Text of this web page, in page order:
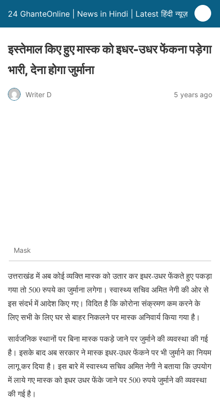
24 GhanteOnline | News in Hindi | Latest हिंदी न्यूज़
इस्तेमाल किए हुए मास्क को इधर-उधर फेंकना पड़ेगा
भारी, देना होगा जुर्माना
Writer D 5 years ago
Mask
उत्तराखंड में अब कोई व्यक्ति मास्क को उतार कर इधर-उधर फेंकते हुए पकड़ा
गया तो 500 रुपये का जुर्माना लगेगा। स्वास्थ्य सचिव अमित नेगी की ओर से
इस संदर्भ में आदेश किए गए। विदित है कि कोरोना संक्रमण कम करने के
लिए सभी के लिए घर से बाहर निकलने पर मास्क अनिवार्य किया गया है।
सार्वजनिक स्थानों पर बिना मास्क पकड़े जाने पर जुर्माने की व्यवस्था की गई
है। इसके बाद अब सरकार ने मास्क इधर-उधर फेंकने पर भी जुर्माने का नियम
लागू कर दिया है। इस बारे में स्वास्थ्य सचिव अमित नेगी ने बताया कि उपयोग
में लाये गए मास्क को इधर उधर फेंके जाने पर 500 रुपये जुर्माने की व्यवस्था
की गई है।